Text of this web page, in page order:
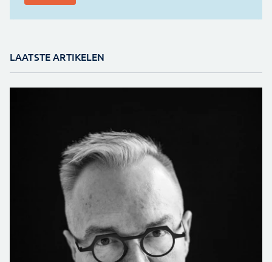
LAATSTE ARTIKELEN